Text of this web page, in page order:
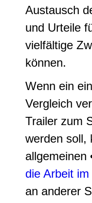
Austausch
und Urteile
vielfältige
können.
Wenn ein
Vergleich
Trailer zum
werden soll,
allgemeinen
die Arbeit im
an anderer